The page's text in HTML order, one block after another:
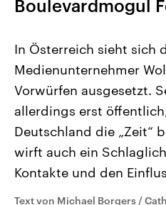
Landtagswahl Sachsen-Anhalt
2026
Alle Informationen
Sachsen-Anhalt wählt am 6.
September 2026 einen neuen
Landtag. Seit 2021 wird das
Bundesland von einer
CDU, SPD und FDP regiert.-
Umfragen, Prognosen,
und Hintergründe zu den
Sendungen Programm
Boulevardmogul
In Österreich sieht sich
Medienunternehmer
Vorwürfen ausgesetzt.
allerdings erst
Deutschland die „Zeit“
wirft auch ein
Kontakte und den
Text von Michael Borgers /